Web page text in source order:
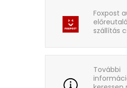
Foxpost
szállítás
További